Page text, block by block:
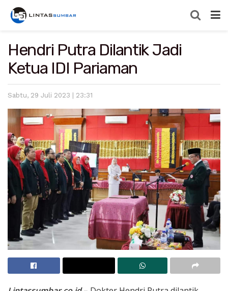
Hendri Putra Dilantik Jadi
Ketua IDI Pariaman
Sabtu, 29 Juli 2023 | 23:31